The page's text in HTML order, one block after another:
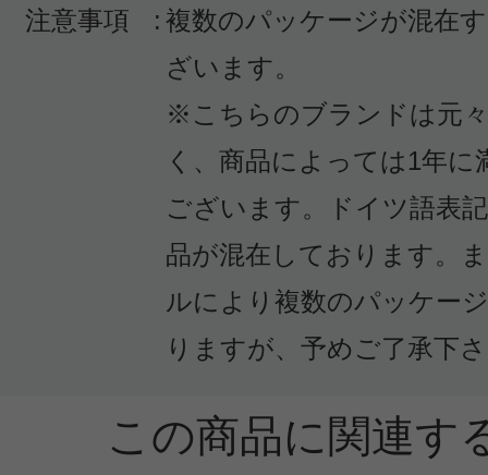
ル化粧品
購入品：ピーリング ソフト フェイ
タオルドライした後の肌はとても柔
とりとします。
マルティナをライン使いしており
リングをした後はローションの吸収
注意事項 : 複数のパッケージが混在
ざいます。
※こちらのブランドは元
く、商品によっては1年に
ございます。ドイツ語表
品が混在しております。
ルにより複数のパッケー
りますが、予めご了承下
この商品に関連す